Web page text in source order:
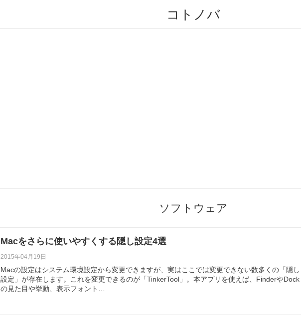
コトノバ
ソフトウェア
Macをさらに使いやすくする隠し設定4選
2015年04月19日
Macの設定はシステム環境設定から変更できますが、実はここでは変更できない数多くの「隠し
設定」が存在します。これを変更できるのが「TinkerTool」。本アプリを使えば、FinderやDock
の見た目や挙動、表示フォント…